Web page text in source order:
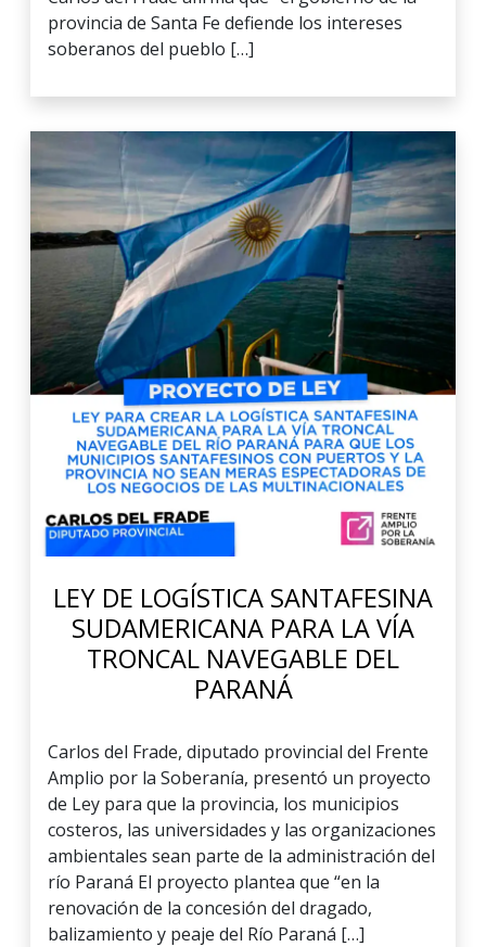
provincia de Santa Fe defiende los intereses
soberanos del pueblo […]
LEY DE LOGÍSTICA SANTAFESINA
SUDAMERICANA PARA LA VÍA
TRONCAL NAVEGABLE DEL
PARANÁ
Carlos del Frade, diputado provincial del Frente
Amplio por la Soberanía, presentó un proyecto
de Ley para que la provincia, los municipios
costeros, las universidades y las organizaciones
ambientales sean parte de la administración del
río Paraná El proyecto plantea que “en la
renovación de la concesión del dragado,
balizamiento y peaje del Río Paraná […]